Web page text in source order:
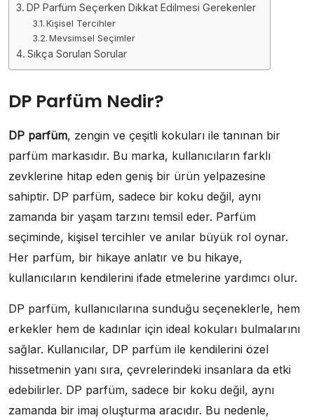
DP Parfüm Seçerken Dikkat Edilmesi Gerekenler
Kişisel Tercihler
Mevsimsel Seçimler
Sıkça Sorulan Sorular
DP Parfüm Nedir?
DP parfüm, zengin ve çeşitli kokuları ile tanınan bir
parfüm markasıdır. Bu marka, kullanıcıların farklı
zevklerine hitap eden geniş bir ürün yelpazesine
sahiptir. DP parfüm, sadece bir koku değil, aynı
zamanda bir yaşam tarzını temsil eder. Parfüm
seçiminde, kişisel tercihler ve anılar büyük rol oynar.
Her parfüm, bir hikaye anlatır ve bu hikaye,
kullanıcıların kendilerini ifade etmelerine yardımcı olur.
DP parfüm, kullanıcılarına sunduğu seçeneklerle, hem
erkekler hem de kadınlar için ideal kokuları bulmalarını
sağlar. Kullanıcılar, DP parfüm ile kendilerini özel
hissetmenin yanı sıra, çevrelerindeki insanlara da etki
edebilirler. DP parfüm, sadece bir koku değil, aynı
zamanda bir imaj oluşturma aracıdır. Bu nedenle,